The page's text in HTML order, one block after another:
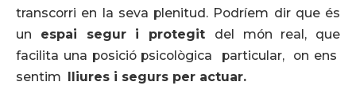
transcorri en la seva plenitud. Podríem dir que és
un espai segur i protegit del món real, que
facilita una posició psicològica particular, on ens
sentim lliures i segurs per actuar.